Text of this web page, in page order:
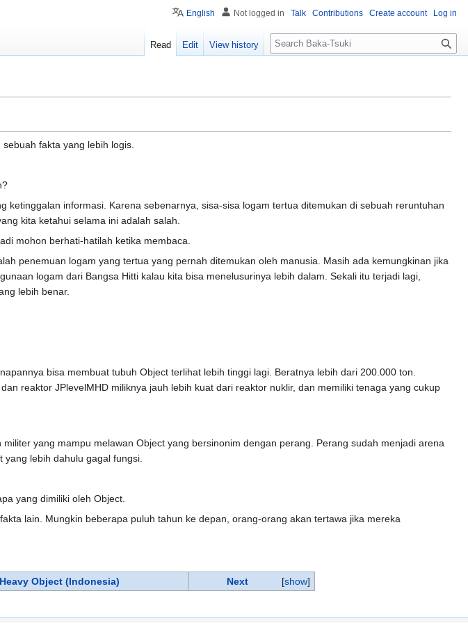
fakta yang lebih logis.
ketinggalan informasi. Karena sebenarnya, sisa-sisa logam tertua ditemukan di sebuah reruntuhan
kita ketahui selama ini adalah salah.
mohon berhati-hatilah ketika membaca.
penemuan logam yang tertua yang pernah ditemukan oleh manusia. Masih ada kemungkinan jika
logam dari Bangsa Hitti kalau kita bisa menelusurinya lebih dalam. Sekali itu terjadi lagi,
lebih benar.
bisa membuat tubuh Object terlihat lebih tinggi lagi. Beratnya lebih dari 200.000 ton.
reaktor JPlevelMHD miliknya jauh lebih kuat dari reaktor nuklir, dan memiliki tenaga yang cukup
yang mampu melawan Object yang bersinonim dengan perang. Perang sudah menjadi arena
lebih dahulu gagal fungsi.
yang dimiliki oleh Object.
lain. Mungkin beberapa puluh tahun ke depan, orang-orang akan tertawa jika mereka
Heavy Object (Indonesia) [show]
Next
English Not logged in Talk Contributions Create account Log in
Read Edit View history
S
e
c